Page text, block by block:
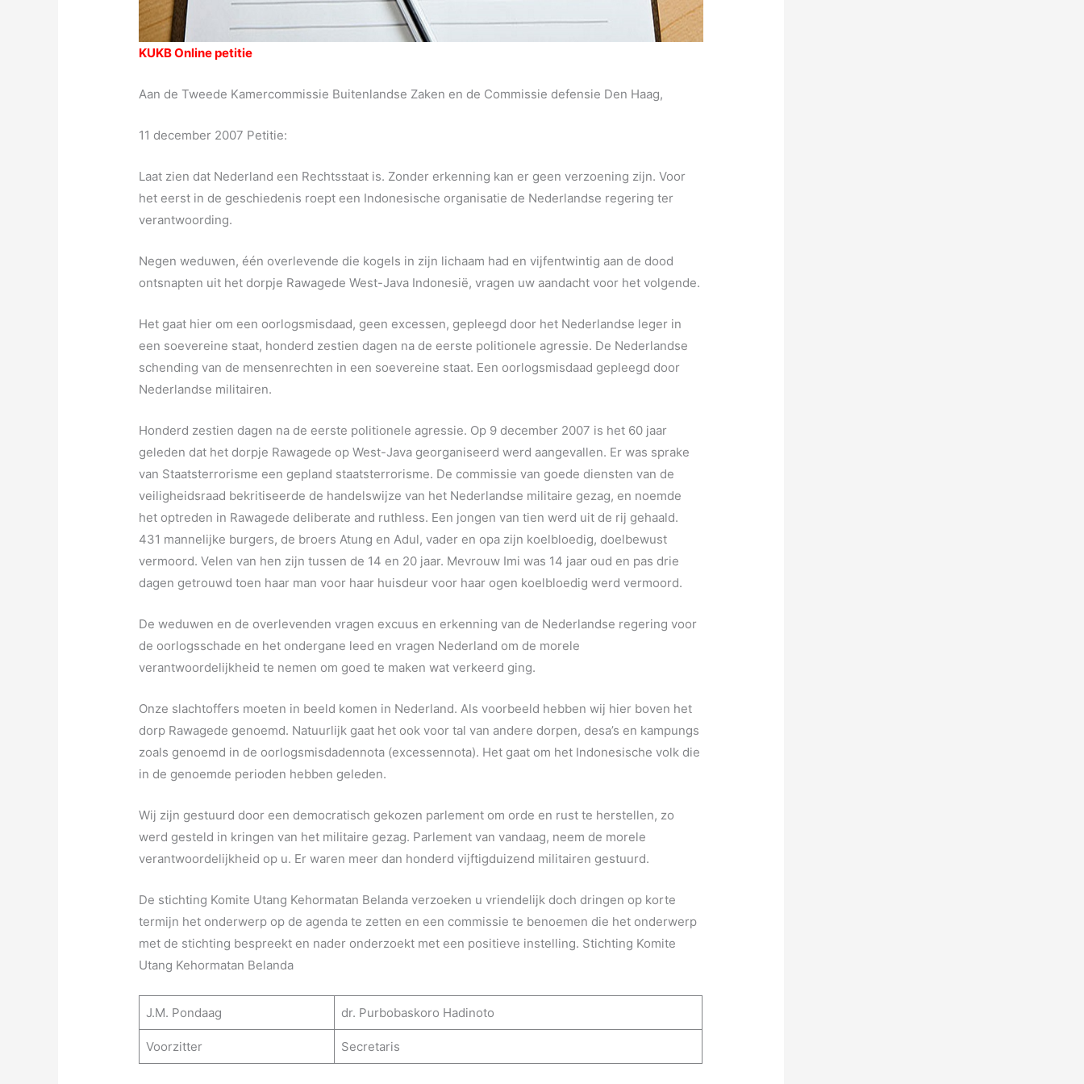
KUKB Online petitie
Aan de Tweede Kamercommissie Buitenlandse Zaken en de Commissie defensie Den Haag,
11 december 2007 Petitie:
Laat zien dat Nederland een Rechtsstaat is. Zonder erkenning kan er geen verzoening zijn. Voor
het eerst in de geschiedenis roept een Indonesische organisatie de Nederlandse regering ter
verantwoording.
Negen weduwen, één overlevende die kogels in zijn lichaam had en vijfentwintig aan de dood
ontsnapten uit het dorpje Rawagede West-Java Indonesië, vragen uw aandacht voor het volgende.
Het gaat hier om een oorlogsmisdaad, geen excessen, gepleegd door het Nederlandse leger in
een soevereine staat, honderd zestien dagen na de eerste politionele agressie. De Nederlandse
schending van de mensenrechten in een soevereine staat. Een oorlogsmisdaad gepleegd door
Nederlandse militairen.
Honderd zestien dagen na de eerste politionele agressie. Op 9 december 2007 is het 60 jaar
geleden dat het dorpje Rawagede op West-Java georganiseerd werd aangevallen. Er was sprake
van Staatsterrorisme een gepland staatsterrorisme. De commissie van goede diensten van de
veiligheidsraad bekritiseerde de handelswijze van het Nederlandse militaire gezag, en noemde
het optreden in Rawagede deliberate and ruthless. Een jongen van tien werd uit de rij gehaald.
431 mannelijke burgers, de broers Atung en Adul, vader en opa zijn koelbloedig, doelbewust
vermoord. Velen van hen zijn tussen de 14 en 20 jaar. Mevrouw Imi was 14 jaar oud en pas drie
dagen getrouwd toen haar man voor haar huisdeur voor haar ogen koelbloedig werd vermoord.
De weduwen en de overlevenden vragen excuus en erkenning van de Nederlandse regering voor
de oorlogsschade en het ondergane leed en vragen Nederland om de morele
verantwoordelijkheid te nemen om goed te maken wat verkeerd ging.
Onze slachtoffers moeten in beeld komen in Nederland. Als voorbeeld hebben wij hier boven het
dorp Rawagede genoemd. Natuurlijk gaat het ook voor tal van andere dorpen, desa’s en kampungs
zoals genoemd in de oorlogsmisdadennota (excessennota). Het gaat om het Indonesische volk die
in de genoemde perioden hebben geleden.
Wij zijn gestuurd door een democratisch gekozen parlement om orde en rust te herstellen, zo
werd gesteld in kringen van het militaire gezag. Parlement van vandaag, neem de morele
verantwoordelijkheid op u. Er waren meer dan honderd vijftigduizend militairen gestuurd.
De stichting Komite Utang Kehormatan Belanda verzoeken u vriendelijk doch dringen op korte
termijn het onderwerp op de agenda te zetten en een commissie te benoemen die het onderwerp
met de stichting bespreekt en nader onderzoekt met een positieve instelling. Stichting Komite
Utang Kehormatan Belanda
J.M. Pondaag dr. Purbobaskoro Hadinoto
Voorzitter Secretaris